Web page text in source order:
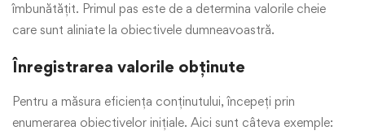
îmbunătățit. Primul pas este de a determina valorile cheie
care sunt aliniate la obiectivele dumneavoastră.
Înregistrarea valorile obținute
Pentru a măsura eficiența conținutului, începeți prin
enumerarea obiectivelor inițiale. Aici sunt câteva exemple: